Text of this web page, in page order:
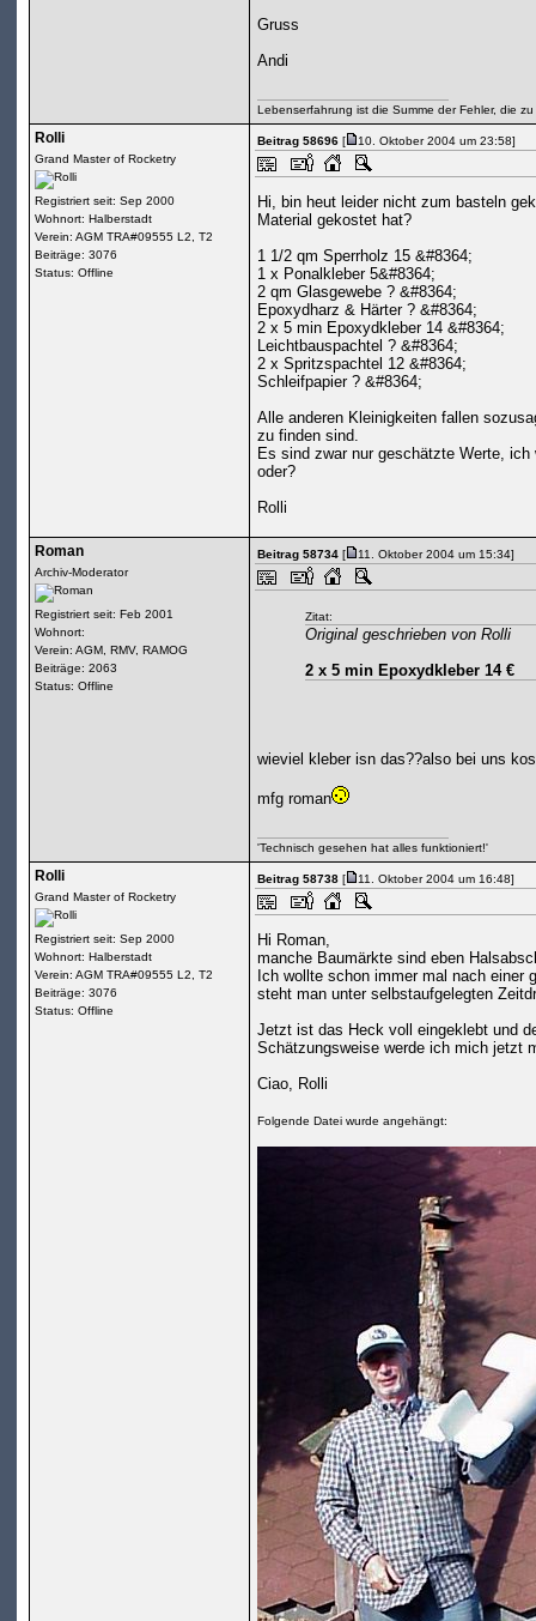
Gruss
Andi
Lebenserfahrung ist die Summe der Fehler, die
Rolli
Grand Master of Rocketry
Registriert seit: Sep 2000
Wohnort: Halberstadt
Verein: AGM TRA#09555 L2, T2
Beiträge: 3076
Status: Offline
Beitrag 58696[ 10. Oktober 2004 um 23:58]
Hi, bin heut leider nicht zum basteln
Material gekostet hat?
1 1/2 qm Sperrholz 15 &#8364;
1 x Ponalkleber 5&#8364;
2 qm Glasgewebe ? &#8364;
Epoxydharz & Härter ? &#8364;
2 x 5 min Epoxydkleber 14 &#8364;
Leichtbauspachtel ? &#8364;
2 x Spritzspachtel 12 &#8364;
Schleifpapier ? &#8364;
Alle anderen Kleinigkeiten fallen
zu finden sind.
Es sind zwar nur geschätzte Werte,
oder?
Rolli
Roman
Archiv-Moderator
Registriert seit: Feb 2001
Wohnort:
Verein: AGM, RMV, RAMOG
Beiträge: 2063
Status: Offline
Beitrag 58734[ 11. Oktober 2004 um 15:34]
Zitat:
Original geschrieben von Rolli
2 x 5 min Epoxydkleber 14 €
wieviel kleber isn das??also bei uns
mfg roman
'Technisch gesehen hat alles funktioniert!'
Rolli
Grand Master of Rocketry
Registriert seit: Sep 2000
Wohnort: Halberstadt
Verein: AGM TRA#09555 L2, T2
Beiträge: 3076
Status: Offline
Beitrag 58738[ 11. Oktober 2004 um 16:48]
Hi Roman,
manche Baumärkte sind eben
Ich wollte schon immer mal nach einer
steht man unter selbstaufgelegten
Jetzt ist das Heck voll eingeklebt und
Schätzungsweise werde ich mich jetzt
Ciao, Rolli
Folgende Datei wurde angehängt: